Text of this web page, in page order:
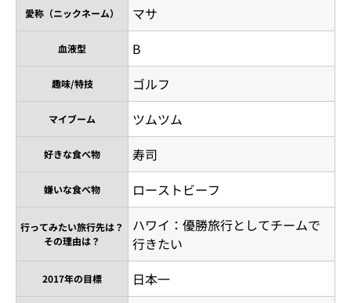
愛称（ニックネーム） マサ
血液型 B
趣味/特技 ゴルフ
マイブーム ツムツム
好きな食べ物 寿司
嫌いな食べ物 ローストビーフ
行ってみたい旅行先は？
その理由は？
ハワイ：優勝旅行としてチームで
行きたい
2017年の目標 日本一